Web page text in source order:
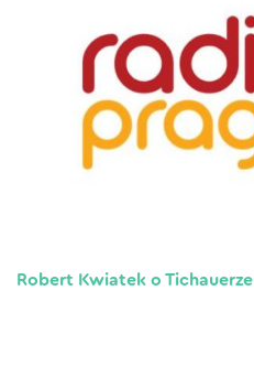
Robert Kwiatek o Tichauerze